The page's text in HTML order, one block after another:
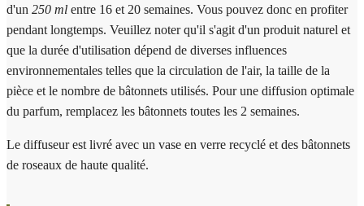
d'un 250 ml entre 16 et 20 semaines. Vous pouvez donc en profiter
pendant longtemps. Veuillez noter qu'il s'agit d'un produit naturel et
que la durée d'utilisation dépend de diverses influences
environnementales telles que la circulation de l'air, la taille de la
pièce et le nombre de bâtonnets utilisés. Pour une diffusion optimale
du parfum, remplacez les bâtonnets toutes les 2 semaines.
Le diffuseur est livré avec un vase en verre recyclé et des bâtonnets
de roseaux de haute qualité.